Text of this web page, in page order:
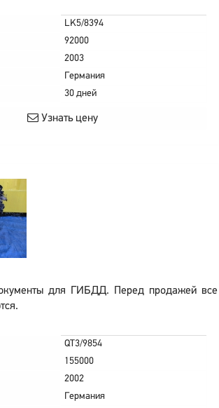
LK5/8394
92000
2003
Германия
30 дней
Узнать цену
для ГИБДД. Перед продажей все
QT3/9854
155000
2002
Германия